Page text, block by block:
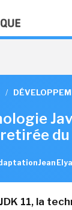
/
retirée du
Jean
11, la